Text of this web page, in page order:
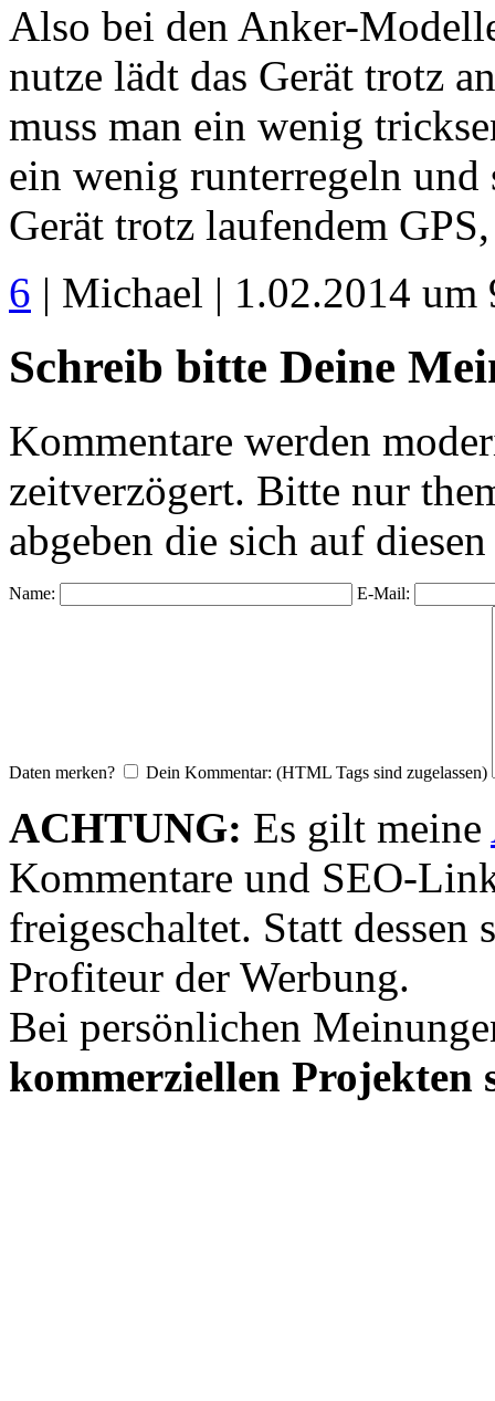
Also bei den Anker-
nutze lädt das Gerät trotz
muss man ein wenig
ein wenig runterregeln und
Gerät trotz laufendem
6 | Michael | 1.02.2014 um
Schreib bitte Deine
Kommentare werden
zeitverzögert. Bitte nur
abgeben die sich auf
Name: E-Mail:
Daten merken? Dein Kommentar: (HTML Tags sind zugelassen)
ACHTUNG: Es gilt meine
Kommentare und SEO-
freigeschaltet. Statt dessen
Profiteur der Werbung.
Bei persönlichen
kommerziellen Projekten